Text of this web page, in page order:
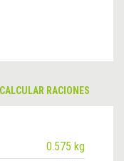
CALCULAR RACIONES
0.575 kg